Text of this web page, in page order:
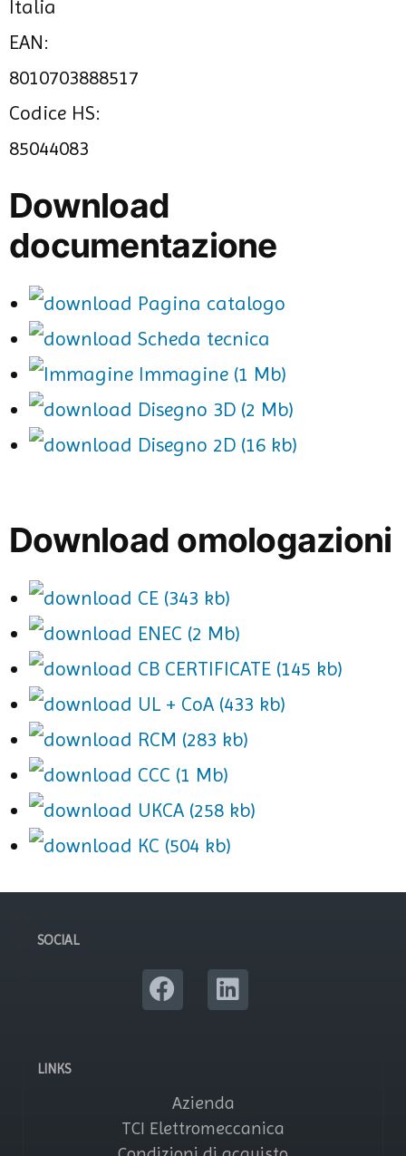
Italia
EAN:
8010703888517
Codice HS:
85044083
Download
documentazione
Pagina catalogo
Scheda tecnica
Immagine (1 Mb)
Disegno 3D (2 Mb)
Disegno 2D (16 kb)
Download omologazioni
CE (343 kb)
ENEC (2 Mb)
CB CERTIFICATE (145 kb)
UL + CoA (433 kb)
RCM (283 kb)
CCC (1 Mb)
UKCA (258 kb)
KC (504 kb)
SOCIAL
LINKS
Azienda
TCI Elettromeccanica